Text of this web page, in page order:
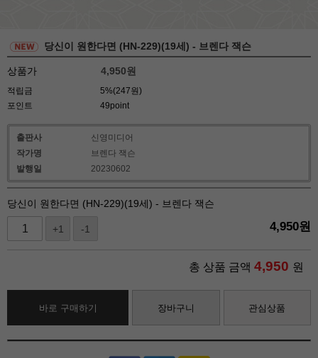
당신이 원한다면 (HN-229)(19세) - 브렌다 잭슨
상품가 4,950원
적립금
5%(247원)
포인트
49point
출판사
신영미디어
작가명
브렌다 잭슨
발행일
20230602
당신이 원한다면 (HN-229)(19세) - 브렌다 잭슨
+1 -1 4,950원
총 상품 금액 4,950 원
바로 구매하기 장바구니 관심상품